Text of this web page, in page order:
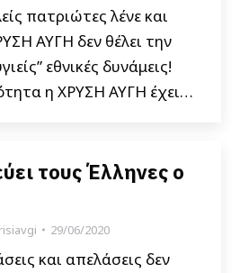
πατριώτες λένε και
ΑΥΓΗ δεν θέλει την
εθνικές δυνάμεις!
η ΧΡΥΣΗ ΑΥΓΗ έχει…
τους Έλληνες ο
29/06/2020
και απελάσεις δεν